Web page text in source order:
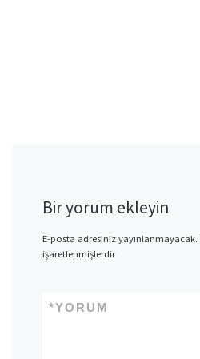
Bir yorum ekleyin
E-posta adresiniz yayınlanmayacak.
işaretlenmişlerdir
YORUM
*